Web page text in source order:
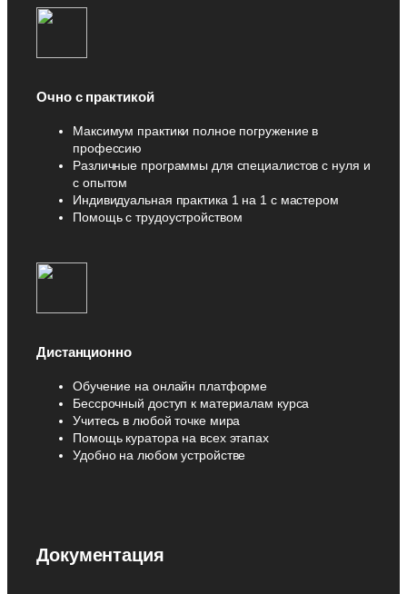
Очно с практикой
Максимум практики полное погружение в
профессию
Различные программы для специалистов с нуля и
с опытом
Индивидуальная практика 1 на 1 с мастером
Помощь с трудоустройством
Дистанционно
Обучение на онлайн платформе
Бессрочный доступ к материалам курса
Учитесь в любой точке мира
Помощь куратора на всех этапах
Удобно на любом устройстве
Документация